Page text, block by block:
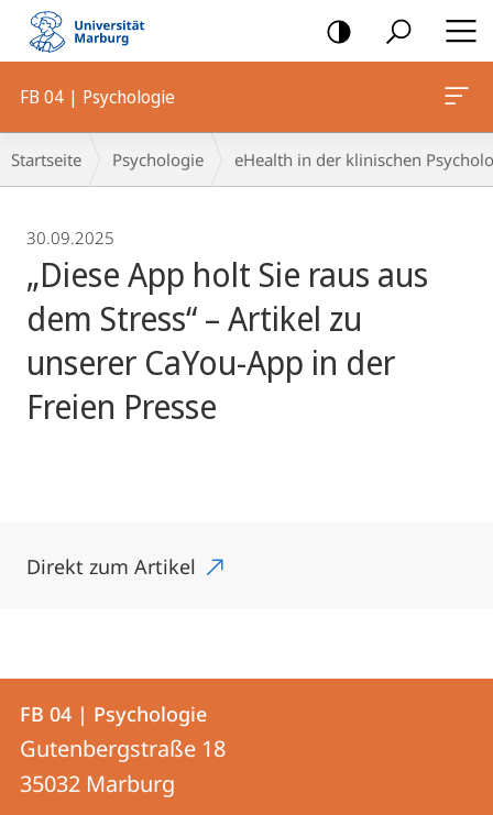
Mobile-
Navigation
FB 04 | Psychologie
Breadcrumb-
Navigation
Startseite Psychologie eHealth in der klinischen
30.09.2025
„Diese App holt Sie raus aus
dem Stress“ – Artikel zu
unserer CaYou-App in der
Freien Presse
Direkt zum Artikel
Kontakt
und
Informationen
Kontaktinformationen
FB
04
|
FB 04 | Psychologie
Gutenbergstraße 18
35032 Marburg